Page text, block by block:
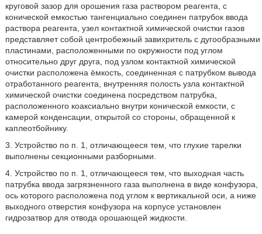
круговой зазор для орошения газа раствором реагента, с
конической емкостью тангенциально соединен патрубок ввода
раствора реагента, узел контактной химической очистки газов
представляет собой центробежный завихритель с дугообразными
пластинами, расположенными по окружности под углом
относительно друг друга, под узлом контактной химической
очистки расположена ёмкость, соединенная с патрубком вывода
отработанного реагента, внутренняя полость узла контактной
химической очистки соединена посредством патрубка,
расположенного коаксиально внутри конической емкости, с
камерой конденсации, открытой со стороны, обращенной к
каплеотбойнику.
3. Устройство по п. 1, отличающееся тем, что глухие тарелки
выполнены секционными разборными.
4. Устройство по п. 1, отличающееся тем, что выходная часть
патрубка ввода загрязненного газа выполнена в виде конфузора,
ось которого расположена под углом к вертикальной оси, а ниже
выходного отверстия конфузора на корпусе установлен
гидрозатвор для отвода орошающей жидкости.